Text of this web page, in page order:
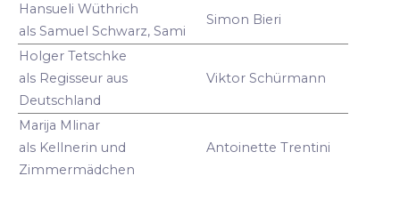
Hansueli Wüthrich
als Samuel Schwarz, Sami
Simon Bieri
Holger Tetschke
als Regisseur aus
Deutschland
Viktor Schürmann
Marija Mlinar
als Kellnerin und
Zimmermädchen
Antoinette Trentini